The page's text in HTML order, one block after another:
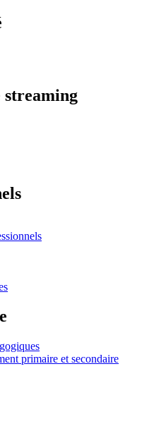
streaming
primaire et secondaire